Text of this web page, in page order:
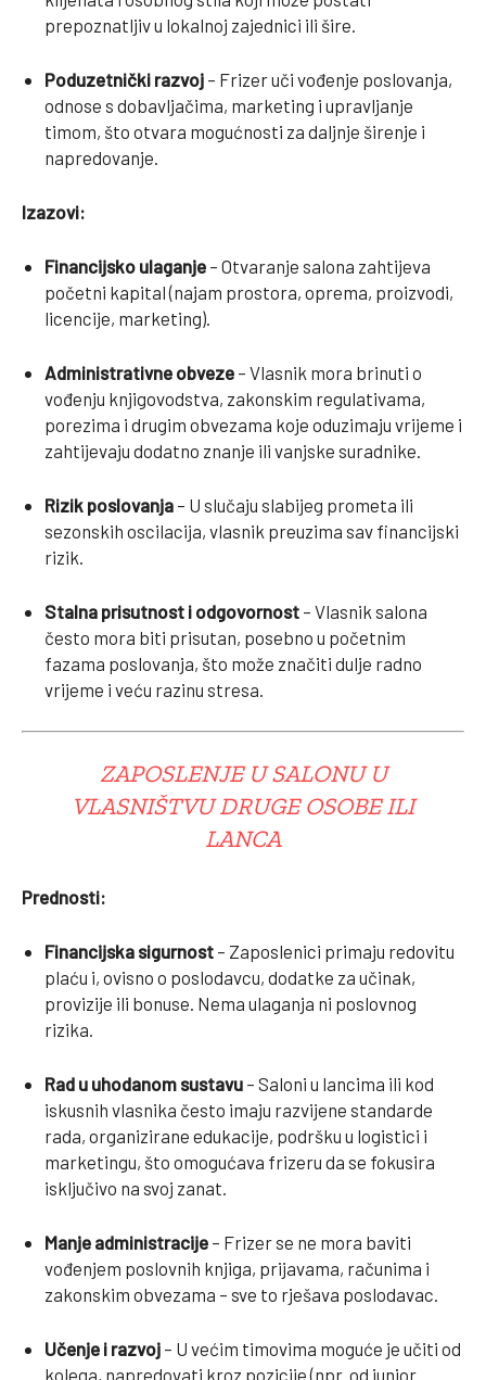
prepoznatljiv u lokalnoj zajednici ili šire.
Poduzetnički razvoj – Frizer uči vođenje poslovanja,
odnose s dobavljačima, marketing i upravljanje
timom, što otvara mogućnosti za daljnje širenje i
napredovanje.
Izazovi:
Financijsko ulaganje – Otvaranje salona zahtijeva
početni kapital (najam prostora, oprema, proizvodi,
licencije, marketing).
Administrativne obveze – Vlasnik mora brinuti o
vođenju knjigovodstva, zakonskim regulativama,
porezima i drugim obvezama koje oduzimaju vrijeme i
zahtijevaju dodatno znanje ili vanjske suradnike.
Rizik poslovanja – U slučaju slabijeg prometa ili
sezonskih oscilacija, vlasnik preuzima sav financijski
rizik.
Stalna prisutnost i odgovornost – Vlasnik salona
često mora biti prisutan, posebno u početnim
fazama poslovanja, što može značiti dulje radno
vrijeme i veću razinu stresa.
ZAPOSLENJE U SALONU U
VLASNIŠTVU DRUGE OSOBE ILI
LANCA
Prednosti:
Financijska sigurnost – Zaposlenici primaju redovitu
plaću i, ovisno o poslodavcu, dodatke za učinak,
provizije ili bonuse. Nema ulaganja ni poslovnog
rizika.
Rad u uhodanom sustavu – Saloni u lancima ili kod
iskusnih vlasnika često imaju razvijene standarde
rada, organizirane edukacije, podršku u logistici i
marketingu, što omogućava frizeru da se fokusira
isključivo na svoj zanat.
Manje administracije – Frizer se ne mora baviti
vođenjem poslovnih knjiga, prijavama, računima i
zakonskim obvezama – sve to rješava poslodavac.
Učenje i razvoj – U većim timovima moguće je učiti od
kolega, napredovati kroz pozicije (npr. od junior